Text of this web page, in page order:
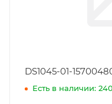
DS1045-01-
Есть в наличии: